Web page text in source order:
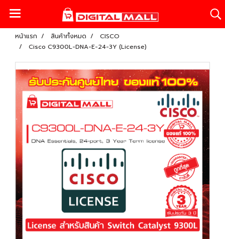
หน้าแรก สินค้าทั้งหมด
CISCO
Cisco C9300L-DNA-E-24-3Y (License)